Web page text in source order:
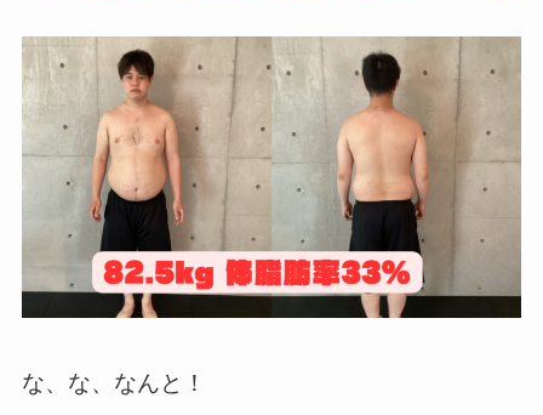
な、な、なんと！